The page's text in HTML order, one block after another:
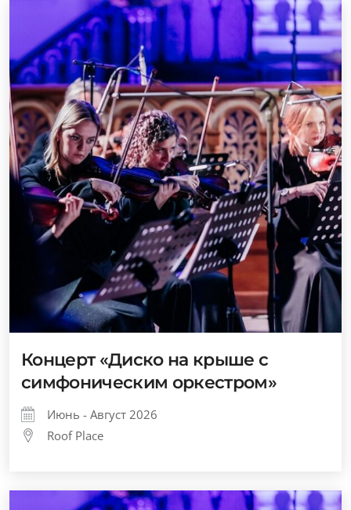
Концерт «Диско на крыше с
симфоническим оркестром»
Июнь - Август 2026
Roof Place